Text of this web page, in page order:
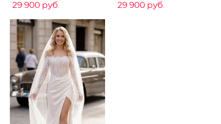
29 900 pуб.
29 900 pуб.